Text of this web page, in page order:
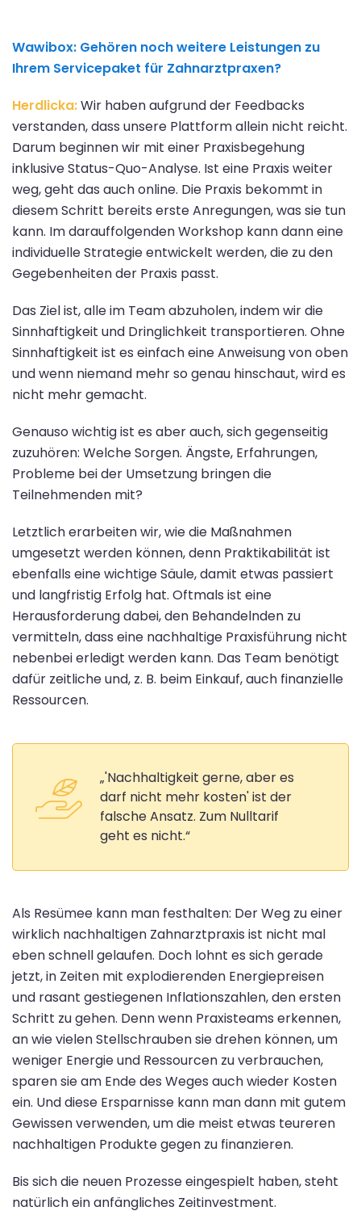
Wawibox: Gehören noch weitere Leistungen zu
Ihrem Servicepaket für Zahnarztpraxen?
Herdlicka:Wir haben aufgrund der Feedbacks
verstanden, dass unsere Plattform allein nicht reicht.
Darum beginnen wir mit einer Praxisbegehung
inklusive Status-Quo-Analyse. Ist eine Praxis weiter
weg, geht das auch online. Die Praxis bekommt in
diesem Schritt bereits erste Anregungen, was sie tun
kann. Im darauffolgenden Workshop kann dann eine
individuelle Strategie entwickelt werden, die zu den
Gegebenheiten der Praxis passt.
Das Ziel ist, alle im Team abzuholen, indem wir die
Sinnhaftigkeit und Dringlichkeit transportieren. Ohne
Sinnhaftigkeit ist es einfach eine Anweisung von oben
und wenn niemand mehr so genau hinschaut, wird es
nicht mehr gemacht.
Genauso wichtig ist es aber auch, sich gegenseitig
zuzuhören: Welche Sorgen. Ängste, Erfahrungen,
Probleme bei der Umsetzung bringen die
Teilnehmenden mit?
Letztlich erarbeiten wir, wie die Maßnahmen
umgesetzt werden können, denn Praktikabilität ist
ebenfalls eine wichtige Säule, damit etwas passiert
und langfristig Erfolg hat. Oftmals ist eine
Herausforderung dabei, den Behandelnden zu
vermitteln, dass eine nachhaltige Praxisführung nicht
nebenbei erledigt werden kann. Das Team benötigt
dafür zeitliche und, z. B. beim Einkauf, auch finanzielle
Ressourcen.
„'Nachhaltigkeit gerne, aber es
darf nicht mehr kosten' ist der
falsche Ansatz. Zum Nulltarif
geht es nicht.“
Als Resümee kann man festhalten: Der Weg zu einer
wirklich nachhaltigen Zahnarztpraxis ist nicht mal
eben schnell gelaufen. Doch lohnt es sich gerade
jetzt, in Zeiten mit explodierenden Energiepreisen
und rasant gestiegenen Inflationszahlen, den ersten
Schritt zu gehen. Denn wenn Praxisteams erkennen,
an wie vielen Stellschrauben sie drehen können, um
weniger Energie und Ressourcen zu verbrauchen,
sparen sie am Ende des Weges auch wieder Kosten
ein. Und diese Ersparnisse kann man dann mit gutem
Gewissen verwenden, um die meist etwas teureren
nachhaltigen Produkte gegen zu finanzieren.
Bis sich die neuen Prozesse eingespielt haben, steht
natürlich ein anfängliches Zeitinvestment.